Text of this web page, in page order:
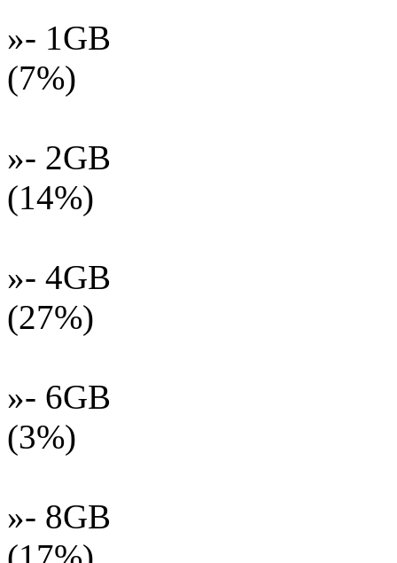
»- 1GB
(7%)
»- 2GB
(14%)
»- 4GB
(27%)
»- 6GB
(3%)
»- 8GB